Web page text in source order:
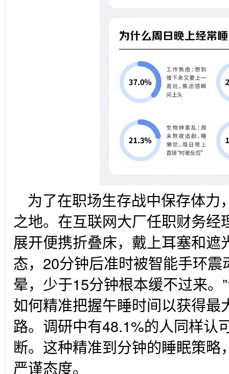
为了在职场生存战中保存体力
之地。在互联网大厂任职财务
展开便携折叠床，戴上耳塞和
态，20分钟后准时被智能手环震
晕，少于15分钟根本缓不过来
如何精准把握午睡时间以获得最
路。调研中有48.1%的人同样认
断。这种精准到分钟的睡眠策
严谨态度。